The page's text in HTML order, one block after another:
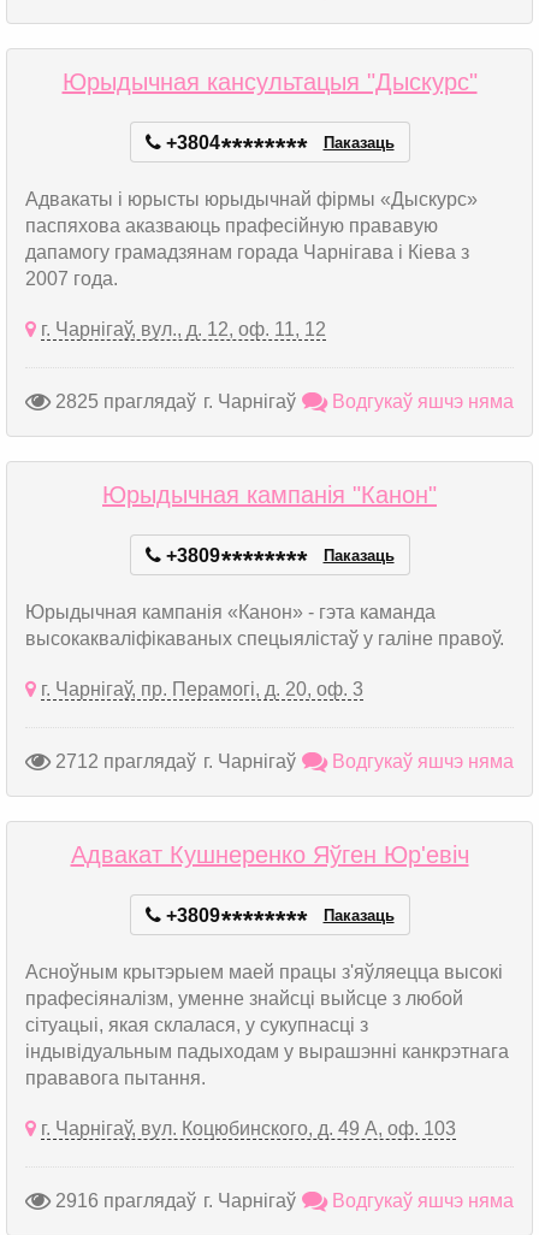
Юрыдычная кансультацыя "Дыскурс"
+3804******** Паказаць
Адвакаты і юрысты юрыдычнай фірмы «Дыскурс»
паспяхова аказваюць прафесійную прававую
дапамогу грамадзянам горада Чарнігава і Кіева з
2007 года.
г. Чарнігаў, вул., д. 12, оф. 11, 12
2825 праглядаў г. Чарнігаў Водгукаў яшчэ няма
Юрыдычная кампанія "Канон"
+3809******** Паказаць
Юрыдычная кампанія «Канон» - гэта каманда
высокакваліфікаваных спецыялістаў у галіне правоў.
г. Чарнігаў, пр. Перамогі, д. 20, оф. 3
2712 праглядаў г. Чарнігаў Водгукаў яшчэ няма
Адвакат Кушнеренко Яўген Юр'евіч
+3809******** Паказаць
Асноўным крытэрыем маей працы з'яўляецца высокі
прафесіяналізм, уменне знайсці выйсце з любой
сітуацыі, якая склалася, у сукупнасці з
індывідуальным падыходам у вырашэнні канкрэтнага
прававога пытання.
г. Чарнігаў, вул. Коцюбинского, д. 49 А, оф. 103
2916 праглядаў г. Чарнігаў Водгукаў яшчэ няма